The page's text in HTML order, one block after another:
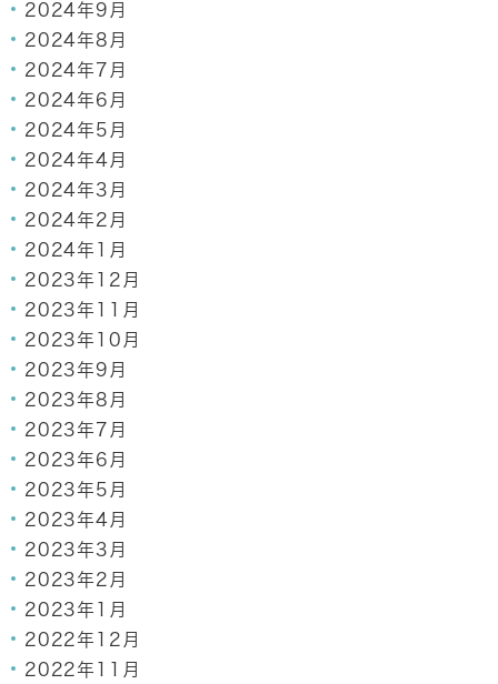
2024年9月
2024年8月
2024年7月
2024年6月
2024年5月
2024年4月
2024年3月
2024年2月
2024年1月
2023年12月
2023年11月
2023年10月
2023年9月
2023年8月
2023年7月
2023年6月
2023年5月
2023年4月
2023年3月
2023年2月
2023年1月
2022年12月
2022年11月